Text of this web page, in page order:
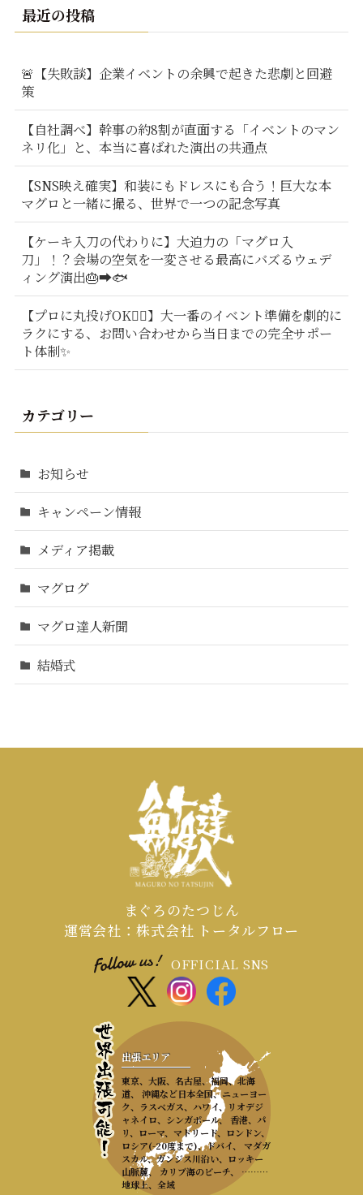
最近の投稿
🚨【失敗談】企業イベントの余興で起きた悲劇と回避
策
【自社調べ】幹事の約8割が直面する「イベントのマン
ネリ化」と、本当に喜ばれた演出の共通点
【SNS映え確実】和装にもドレスにも合う！巨大な本
マグロと一緒に撮る、世界で一つの記念写真
【ケーキ入刀の代わりに】大迫力の「マグロ入
刀」！？会場の空気を一変させる最高にバズるウェデ
ィング演出🎂➡️🐟
【プロに丸投げOK🙆‍♂️】大一番のイベント準備を劇的に
ラクにする、お問い合わせから当日までの完全サポー
ト体制✨
カテゴリー
お知らせ
キャンペーン情報
メディア掲載
マグログ
マグロ達人新聞
結婚式
まぐろのたつじん
運営会社：株式会社 トータルフロー
OFFICIAL SNS
出張エリア
東京、大阪、名古屋、福岡、北海
道、 沖縄など日本全国、ニューヨー
ク、ラスベガス、ハワイ、リオデジ
ャネイロ、シンガポール、 香港、パ
リ、ローマ、マドリード、ロンドン、
ロシア(-20度まで)、ドバイ、 マダガ
スカル、ガンジス川沿い、ロッキー
山脈麓、 カリブ海のビーチ、 ………
地球上、全域